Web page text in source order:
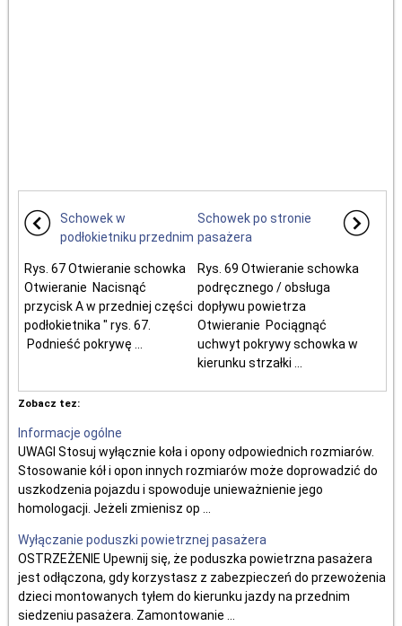
Schowek w
podłokietniku przednim
Rys. 67 Otwieranie schowka
Otwieranie Nacisnąć
przycisk A w przedniej części
podłokietnika " rys. 67.
Podnieść pokrywę ...
Schowek po stronie
pasażera
Rys. 69 Otwieranie schowka
podręcznego / obsługa
dopływu powietrza
Otwieranie Pociągnąć
uchwyt pokrywy schowka w
kierunku strzałki ...
Zobacz tez:
Informacje ogólne
UWAGI Stosuj wyłącznie koła i opony odpowiednich rozmiarów.
Stosowanie kół i opon innych rozmiarów może doprowadzić do
uszkodzenia pojazdu i spowoduje unieważnienie jego
homologacji. Jeżeli zmienisz op ...
Wyłączanie poduszki powietrznej pasażera
OSTRZEŻENIE Upewnij się, że poduszka powietrzna pasażera
jest odłączona, gdy korzystasz z zabezpieczeń do przewożenia
dzieci montowanych tyłem do kierunku jazdy na przednim
siedzeniu pasażera. Zamontowanie ...